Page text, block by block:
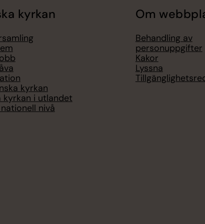
kyrkan
kyrkan
kyrkan i utlandet
nivå
Om
Behandling av
personuppgifter
Kakor
Lyssna